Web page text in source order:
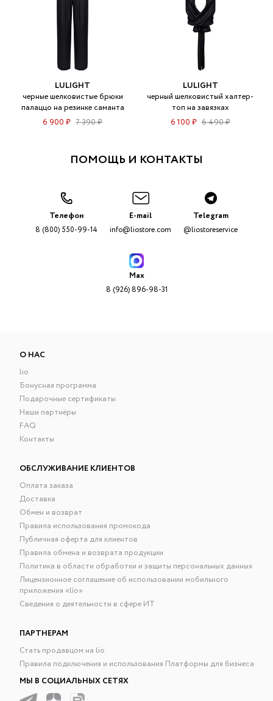
LULIGHT
черные шелковистые брюки
палаццо на резинке саманта
6 900 ₽ 7 390 ₽
LULIGHT
черный шелковистый халтер-
топ на завязках
6 100 ₽ 6 490 ₽
ПОМОЩЬ И КОНТАКТЫ
Телефон
8 (800) 550-99-14
E-mail
info@liostore.com
Telegram
@liostoreservice
Max
8 (926) 896-98-31
О НАС
lio
Бонусная программа
Подарочные сертификаты
Наши партнёры
FAQ
Контакты
ОБСЛУЖИВАНИЕ КЛИЕНТОВ
Оплата заказа
Доставка
Обмен и возврат
Правила использования промокода
Публичная оферта для клиентов
Правила обмена и возврата продукции
Политика в области обработки и защиты персональных данных
Лицензионное соглашение об использовании мобильного
приложения «lío»
Сведения о деятельности в сфере ИТ
ПАРТНЕРАМ
Стать продавцом на lio
Правила подключения и использования Платформы для бизнеса
МЫ В СОЦИАЛЬНЫХ СЕТЯХ